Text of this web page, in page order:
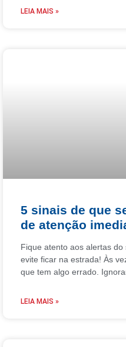
LEIA MAIS »
5 sinais de que
de atenção
Fique atento aos alertas
evite ficar na estrada! Às
que tem algo errado.
LEIA MAIS »